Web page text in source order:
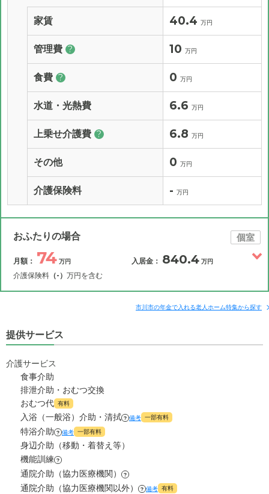
家賃 40.4 万円
管理費 ? 10 万円
食費 ? 0 万円
水道・光熱費 6.6 万円
上乗せ介護費 ? 6.8 万円
その他 0 万円
介護保険料 - 万円
おふたりの場合 個室
月額： 74 万円
介護保険料 （-） 万円を含む
入居金： 840.4 万円
補足情報
月額費用 ? 74 万円
家賃
管理費 ?
食費 ?
水道・光熱費
上乗せ介護費 ? 13.7
市川市の年金で入れる老人ホーム特集から探す
提供サービス
介護サービス
食事介助
排泄介助・おむつ交換
おむつ代 有料
入浴（一般浴）介助・清拭 ? 備考 一部有料
特浴介助 ? 備考 一部有料
身辺介助（移動・着替え等）
機能訓練 ?
通院介助（協力医療機関） ?
通院介助（協力医療機関以外） ? 備考 有料